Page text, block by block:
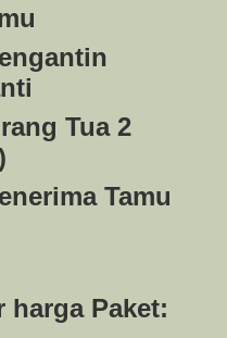
Tua 2
Tamu
harga Paket: